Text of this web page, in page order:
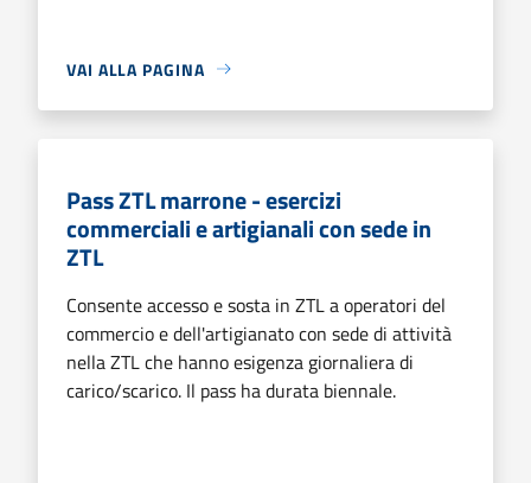
VAI ALLA PAGINA
Pass ZTL marrone - esercizi
commerciali e artigianali con sede in
ZTL
Consente accesso e sosta in ZTL a operatori del
commercio e dell'artigianato con sede di attività
nella ZTL che hanno esigenza giornaliera di
carico/scarico. Il pass ha durata biennale.